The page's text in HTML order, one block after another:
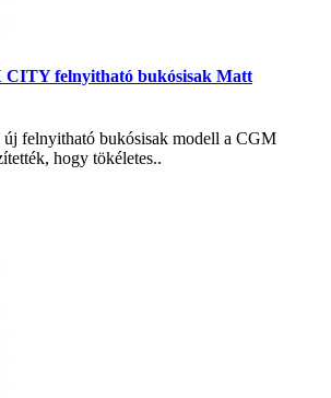
felnyitható bukósisak Matt
felnyitható bukósisak modell a CGM
hogy tökéletes..